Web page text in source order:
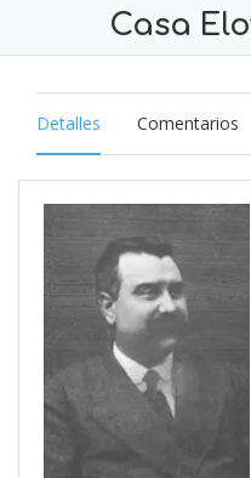
Casa
Detalles Comentarios